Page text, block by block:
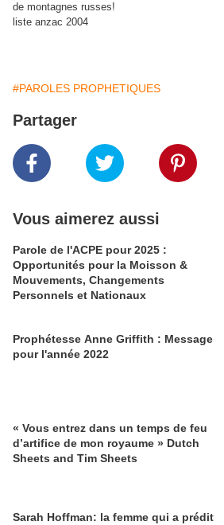
de montagnes russes!
liste anzac 2004
#PAROLES PROPHETIQUES
Partager
Vous aimerez aussi
Parole de l'ACPE pour 2025 :
Opportunités pour la Moisson &
Mouvements, Changements
Personnels et Nationaux
Prophétesse Anne Griffith : Message
pour l'année 2022
« Vous entrez dans un temps de feu
d’artifice de mon royaume » Dutch
Sheets and Tim Sheets
Sarah Hoffman: la femme qui a prédit